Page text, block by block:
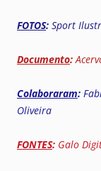
FOTOS: Sport
Documento:
Colaboraram:
Oliveira
FONTES: Galo